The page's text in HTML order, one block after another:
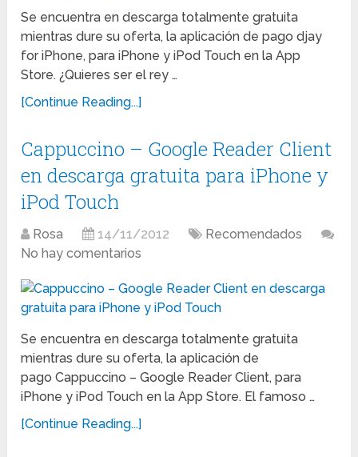
Se encuentra en descarga totalmente gratuita
mientras dure su oferta, la aplicación de pago djay
for iPhone, para iPhone y iPod Touch en la App
Store. ¿Quieres ser el rey …
[Continue Reading...]
Cappuccino – Google Reader Client
en descarga gratuita para iPhone y
iPod Touch
Rosa 14/11/2012
Recomendados
No hay comentarios
Se encuentra en descarga totalmente gratuita
mientras dure su oferta, la aplicación de
pago Cappuccino – Google Reader Client, para
iPhone y iPod Touch en la App Store. El famoso …
[Continue Reading...]